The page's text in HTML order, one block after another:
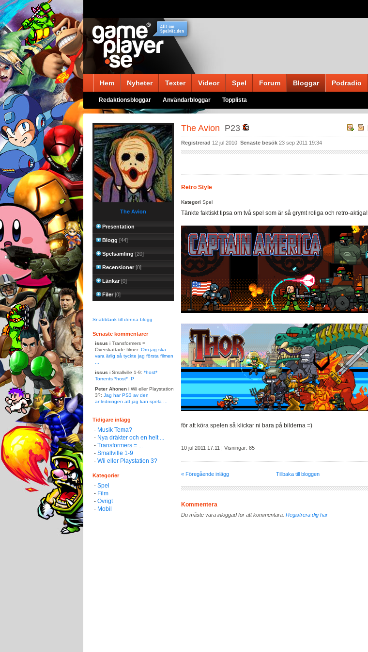
Hem Nyheter Texter Videor Spel Forum Bloggar Podradio
Redaktionsbloggar Användarbloggar Topplista
The Avion
Presentation
Blogg [44]
Spelsamling [20]
Recensioner[0]
Länkar[0]
Filer[0]
Snabblänk till denna blogg
Senaste kommentarer
issus i Transformers =
Överskattade filmer: Om jag ska
vara ärlig så tyckte jag första filmen
issus i Smallville 1-9: *host*
Torrents *host* :P
Peter Ahonen i Wii eller Playstation
3?: Jag har PS3 av den
anledningen att jag kan spela ...
Tidigare inlägg
- Musik Tema?
- Nya dräkter och en helt ...
- Transformers = ...
- Smallville 1-9
- Wii eller Playstation 3?
Kategorier
- Spel
- Film
- Övrigt
- Mobil
The Avion P23
Registrerad 12 jul 2010 Senaste besök 23 sep 2011 19:34
Retro Style
Kategori Spel
Tänkte faktiskt tipsa om två spel som är så grymt roliga och retro-aktiga!
för att köra spelen så klickar ni bara på bilderna =)
10 jul 2011 17:11 | Visningar: 85
« Föregående inlägg Tillbaka till bloggen
Kommentera
Du måste vara inloggad för att kommentara. Registrera dig här